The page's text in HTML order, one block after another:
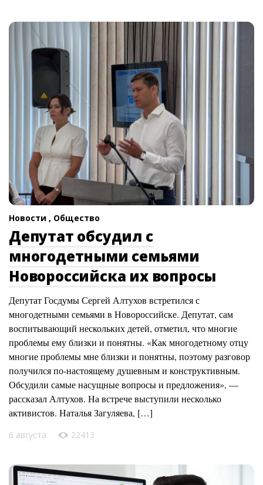
Новости , Общество
Депутат обсудил с
многодетными семьями
Новороссийска их вопросы
Депутат Госдумы Сергей Алтухов встретился с
многодетными семьями в Новороссийске. Депутат, сам
воспитывающий нескольких детей, отметил, что многие
проблемы ему близки и понятны. «Как многодетному отцу
многие проблемы мне близки и понятны, поэтому разговор
получился по-настоящему душевным и конструктивным.
Обсудили самые насущные вопросы и предложения», —
рассказал Алтухов. На встрече выступили несколько
активистов. Наталья Загуляева, […]
6 августа 22413